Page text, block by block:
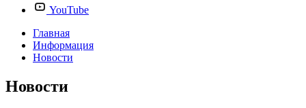
YouTube
Главная
Информация
Новости
Новости